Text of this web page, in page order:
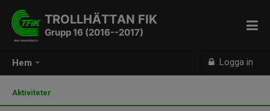
Hem Logga in
TROLLHÄTTAN FIK
Grupp 16 (2016--2017)
Aktiviteter